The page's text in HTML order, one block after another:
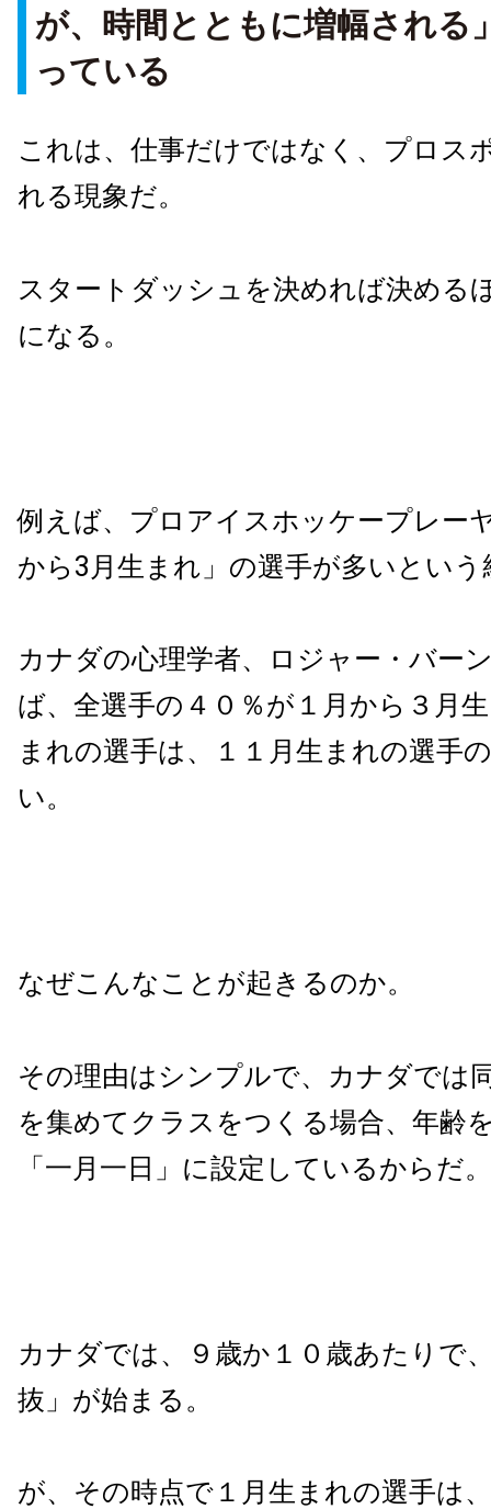
が、時間とともに増幅される
っている
これは、仕事だけではなく、プロス
れる現象だ。
スタートダッシュを決めれば決める
になる。
例えば、プロアイスホッケープレー
から3月生まれ」の選手が多いとい
カナダの心理学者、ロジャー・バー
ば、全選手の４０％が１月から３月
まれの選手は、１１月生まれの選手
い。
なぜこんなことが起きるのか。
その理由はシンプルで、カナダでは
を集めてクラスをつくる場合、年齢
「一月一日」に設定しているからだ。
カナダでは、９歳か１０歳あたりで
抜」が始まる。
が、その時点で１月生まれの選手は